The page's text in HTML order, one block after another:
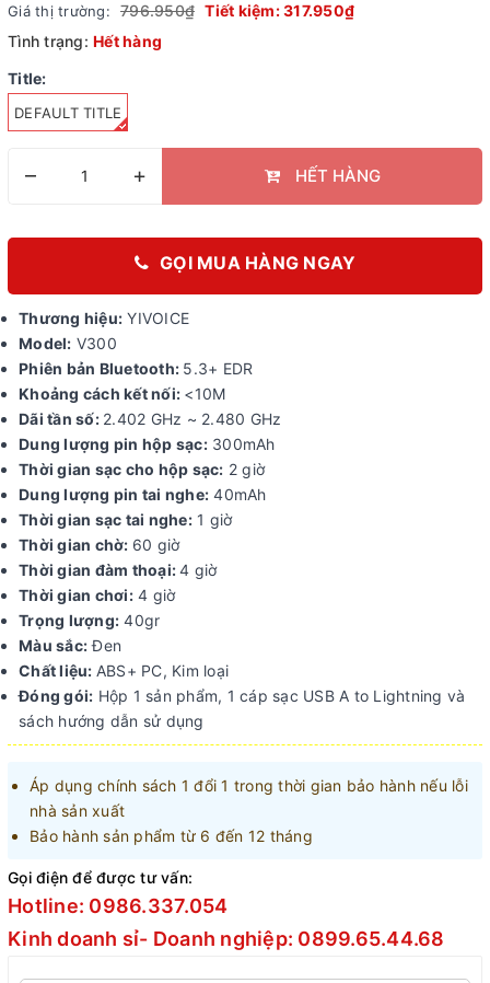
Giá thị trường: 796.950₫ Tiết kiệm:317.950₫
Tình trạng: Hết hàng
Title:
DEFAULT TITLE
– + HẾT HÀNG
GỌI MUA HÀNG NGAY
Thương hiệu: YIVOICE
Model: V300
Phiên bản Bluetooth: 5.3+ EDR
Khoảng cách kết nối: <10M
Dãi tần số: 2.402 GHz ~ 2.480 GHz
Dung lượng pin hộp sạc:300mAh
Thời gian sạc cho hộp sạc: 2 giờ
Dung lượng pin tai nghe: 40mAh
Thời gian sạc tai nghe:1 giờ
Thời gian chờ: 60 giờ
Thời gian đàm thoại:4 giờ
Thời gian chơi:4 giờ
Trọng lượng: 40gr
Màu sắc:Đen
Chất liệu: ABS+ PC, Kim loại
Đóng gói: Hộp 1 sản phẩm, 1 cáp sạc USB A to Lightning và
sách hướng dẫn sử dụng
Áp dụng chính sách 1 đổi 1 trong thời gian bảo hành nếu lỗi
nhà sản xuất
Bảo hành sản phẩm từ 6 đến 12 tháng
Gọi điện để được tư vấn:
Hotline: 0986.337.054
Kinh doanh sỉ- Doanh nghiệp: 0899.65.44.68